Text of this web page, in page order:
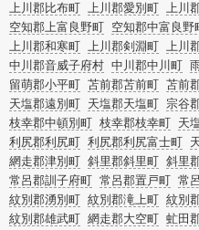
上川郡比布町 上川郡愛別町 上川
空知郡上富良野町 空知郡中富良野
上川郡和寒町 上川郡剣淵町 上川
中川郡音威子府村 中川郡中川町
留萌郡小平町 苫前郡苫前町 苫前
天塩郡遠別町 天塩郡天塩町 宗谷
枝幸郡中頓別町 枝幸郡枝幸町 天
利尻郡利尻町 利尻郡利尻富士町
網走郡津別町 斜里郡斜里町 斜里
常呂郡訓子府町 常呂郡置戸町 常
紋別郡湧別町 紋別郡滝上町 紋別
紋別郡雄武町 網走郡大空町 虻田